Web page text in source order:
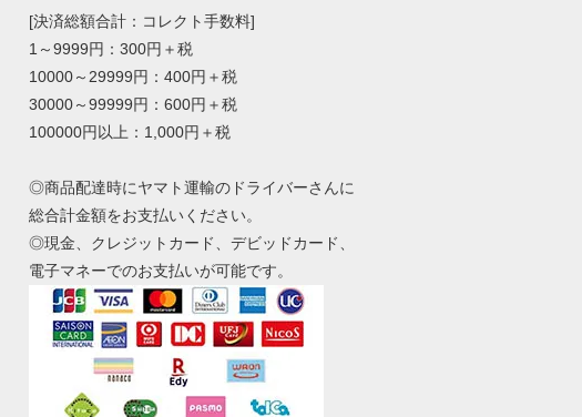
[決済総額合計：コレクト手数料]
1～9999円：300円＋税
10000～29999円：400円＋税
30000～99999円：600円＋税
100000円以上：1,000円＋税
◎商品配達時にヤマト運輸のドライバーさんに
総合計金額をお支払いください。
◎現金、クレジットカード、デビッドカード、
電子マネーでのお支払いが可能です。